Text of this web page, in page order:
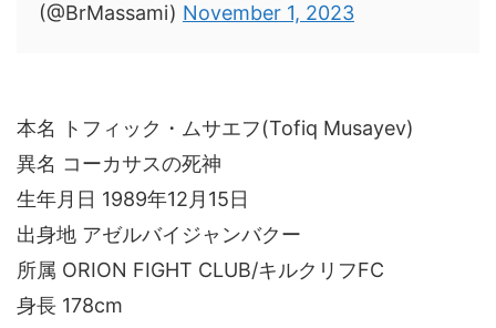
(@BrMassami) November 1, 2023
本名 トフィック・ムサエフ(Tofiq Musayev)
異名 コーカサスの死神
生年月日 1989年12月15日
出身地 アゼルバイジャンバクー
所属 ORION FIGHT CLUB/キルクリフFC
身長 178cm